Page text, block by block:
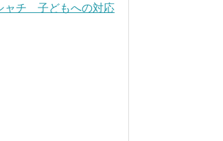
ャチ 子どもへの対応